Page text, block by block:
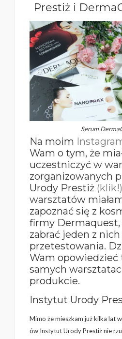
Prestiż i
Serum
Na moim
Wam o tym, że
uczestniczyć w
zorganizowanych
Urody Prestiż (klik!)
warsztatów
zapoznać się z
firmy Dermaquest,
zabrać jeden z nich
przetestowania.
Wam opowiedzieć
samych
produkcie.
Instytut Urody
Mimo że mieszkam już kilka lat
ów Instytut Urody Prestiż nie